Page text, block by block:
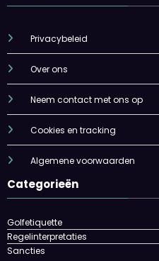
Privacybeleid
Over ons
Neem contact met ons op
Cookies en tracking
Algemene voorwaarden
Categorieën
Golfetiquette
Regelinterpretaties
Sancties